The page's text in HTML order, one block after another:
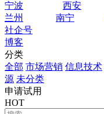
宁波
西安
兰州
南宁
社企号
博客
分类
全部 市场营销 信息技术
源 未分类
申请试用
HOT